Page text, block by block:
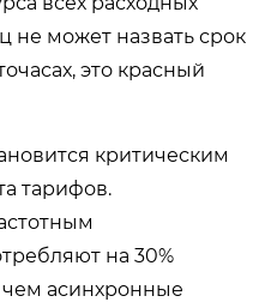
не может назвать срок
это красный
критическим
тарифов.
на 30%
асинхронные